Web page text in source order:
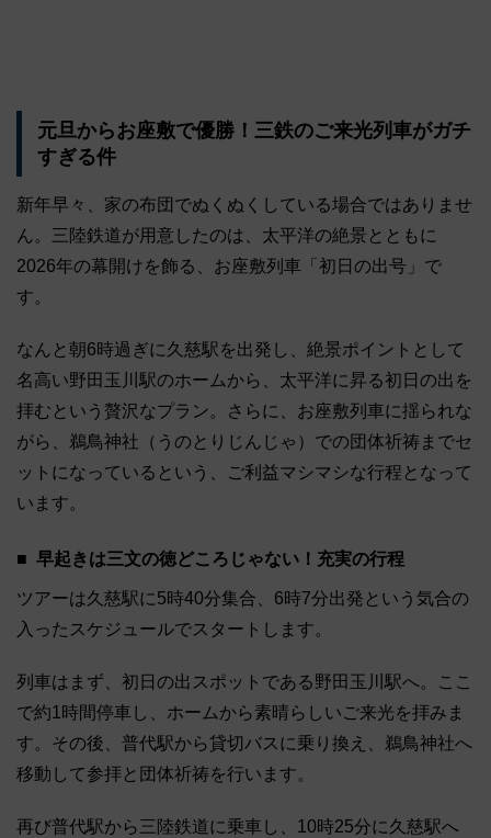
元旦からお座敷で優勝！三鉄のご来光列車がガチ
すぎる件
新年早々、家の布団でぬくぬくしている場合ではありませ
ん。三陸鉄道が用意したのは、太平洋の絶景とともに
2026年の幕開けを飾る、お座敷列車「初日の出号」で
す。
なんと朝6時過ぎに久慈駅を出発し、絶景ポイントとして
名高い野田玉川駅のホームから、太平洋に昇る初日の出を
拝むという贅沢なプラン。さらに、お座敷列車に揺られな
がら、鵜鳥神社（うのとりじんじゃ）での団体祈祷までセ
ットになっているという、ご利益マシマシな行程となって
います。
早起きは三文の徳どころじゃない！充実の行程
ツアーは久慈駅に5時40分集合、6時7分出発という気合の
入ったスケジュールでスタートします。
列車はまず、初日の出スポットである野田玉川駅へ。ここ
で約1時間停車し、ホームから素晴らしいご来光を拝みま
す。その後、普代駅から貸切バスに乗り換え、鵜鳥神社へ
移動して参拝と団体祈祷を行います。
再び普代駅から三陸鉄道に乗車し、10時25分に久慈駅へ